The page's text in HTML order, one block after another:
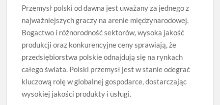
Przemysł polski od dawna jest uważany za jednego z
najważniejszych graczy na arenie międzynarodowej.
Bogactwo i różnorodność sektorów, wysoka jakość
produkcji oraz konkurencyjne ceny sprawiają, że
przedsiębiorstwa polskie odnajdują się na rynkach
całego świata. Polski przemysł jest w stanie odegrać
kluczową rolę w globalnej gospodarce, dostarczając
wysokiej jakości produkty i usługi.